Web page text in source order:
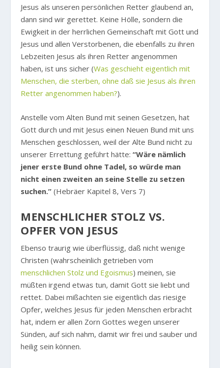
Jesus als unseren persönlichen Retter glaubend an,
dann sind wir gerettet. Keine Hölle, sondern die
Ewigkeit in der herrlichen Gemeinschaft mit Gott und
Jesus und allen Verstorbenen, die ebenfalls zu ihren
Lebzeiten Jesus als ihren Retter angenommen
haben, ist uns sicher (Was geschieht eigentlich mit
Menschen, die sterben, ohne daß sie Jesus als ihren
Retter angenommen haben?).
Anstelle vom Alten Bund mit seinen Gesetzen, hat
Gott durch und mit Jesus einen Neuen Bund mit uns
Menschen geschlossen, weil der Alte Bund nicht zu
unserer Errettung geführt hätte:“Wäre nämlich
jener erste Bund ohne Tadel, so würde man
nicht einen zweiten an seine Stelle zu setzen
suchen.” (Hebräer Kapitel 8, Vers 7)
MENSCHLICHER STOLZ VS.
OPFER VON JESUS
Ebenso traurig wie überflüssig, daß nicht wenige
Christen (wahrscheinlich getrieben vom
menschlichen Stolz und Egoismus) meinen, sie
müßten irgend etwas tun, damit Gott sie liebt und
rettet. Dabei mißachten sie eigentlich das riesige
Opfer, welches Jesus für jeden Menschen erbracht
hat, indem er allen Zorn Gottes wegen unserer
Sünden, auf sich nahm, damit wir frei und sauber und
heilig sein können.